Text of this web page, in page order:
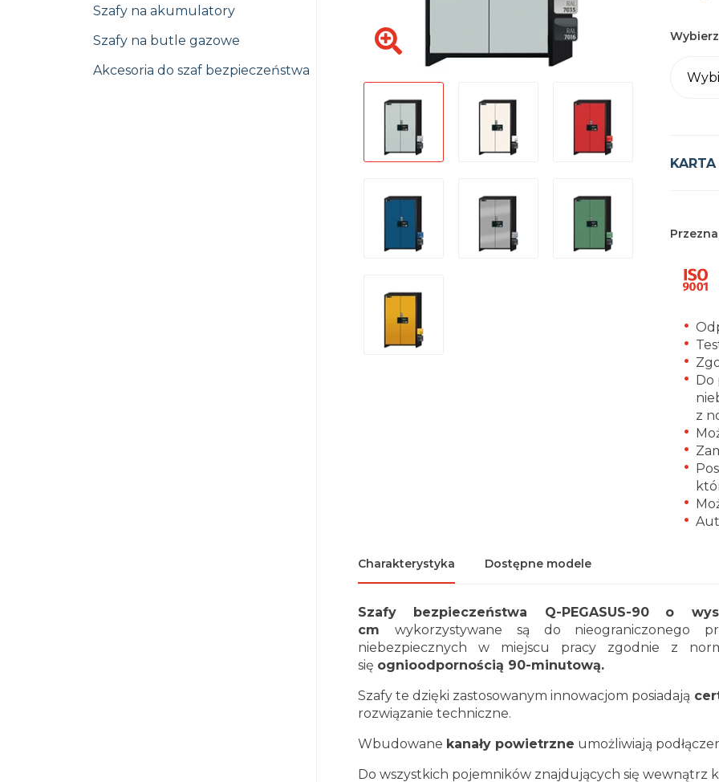
Szafy na akumulatory
Szafy na butle gazowe
Akcesoria do szaf bezpieczeństwa
Do
z
Charakterystyka Dostępne modele
Szafy bezpieczeństwa Q-PEGASUS-90
o
cm wykorzystywane są do nieograniczonego
niebezpiecznych w miejscu pracy zgodnie z
się ognioodpornością 90-minutową.
Szafy te dzięki zastosowanym innowacjom posiadają
rozwiązanie techniczne.
Wbudowane kanały powietrzne umożliwiają
Do wszystkich pojemników znajdujących się wewnątrz